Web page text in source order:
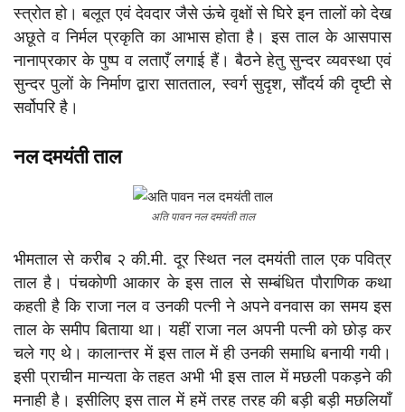
स्त्रोत हो। बलूत एवं देवदार जैसे ऊंचे वृक्षों से घिरे इन तालों को देख
अछूते व निर्मल प्रकृति का आभास होता है। इस ताल के आसपास
नानाप्रकार के पुष्प व लताएँ लगाई हैं। बैठने हेतु सुन्दर व्यवस्था एवं
सुन्दर पुलों के निर्माण द्वारा सातताल, स्वर्ग सुदृश, सौंदर्य की दृष्टी से
सर्वोपरि है।
नल दमयंती ताल
अति पावन नल दमयंती ताल
भीमताल से करीब २ की.मी. दूर स्थित नल दमयंती ताल एक पवित्र
ताल है। पंचकोणी आकार के इस ताल से सम्बंधित पौराणिक कथा
कहती है कि राजा नल व उनकी पत्नी ने अपने वनवास का समय इस
ताल के समीप बिताया था। यहीं राजा नल अपनी पत्नी को छोड़ कर
चले गए थे। कालान्तर में इस ताल में ही उनकी समाधि बनायी गयी।
इसी प्राचीन मान्यता के तहत अभी भी इस ताल में मछली पकड़ने की
मनाही है। इसीलिए इस ताल में हमें तरह तरह की बड़ी बड़ी मछलियाँ